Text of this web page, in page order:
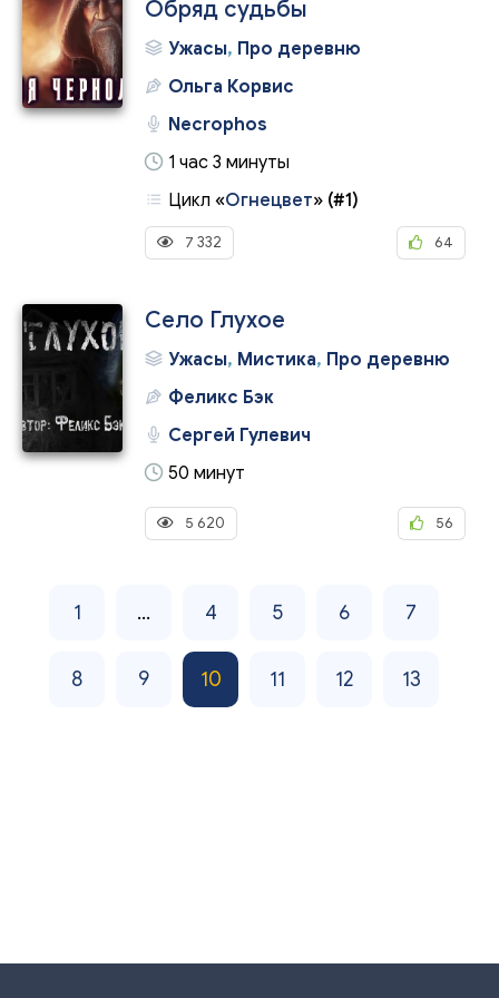
Обряд судьбы
Ужасы, Про деревню
Ольга Корвис
Necrophos
1 час 3 минуты
Цикл «Огнецвет» (#1)
7 332 64
Село Глухое
Ужасы, Мистика, Про деревню
Феликс Бэк
Сергей Гулевич
50 минут
5 620 56
1 ... 4 5 6 7
8 9 10 11 12 13